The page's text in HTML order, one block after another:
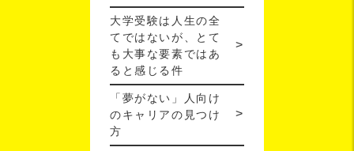
大学受験は人生の全
てではないが、とて
も大事な要素ではあ
ると感じる件
「夢がない」人向け
のキャリアの見つけ
方